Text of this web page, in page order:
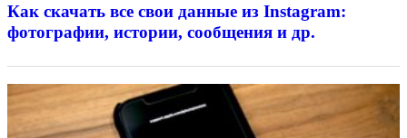
Как скачать все свои данные из Instagram:
фотографии, истории, сообщения и др.